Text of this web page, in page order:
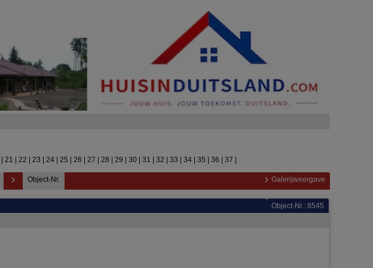
|21 |22 |23 |24 |25 |26 |27 |28 |29 |30 |31 |32 |33 |34 |35 |36 |37
Object-Nr. Galerijweergave
Object-Nr.: 8545